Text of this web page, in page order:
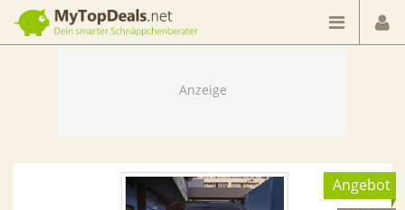
Dein smarter Schnäppchenberater
Angebot